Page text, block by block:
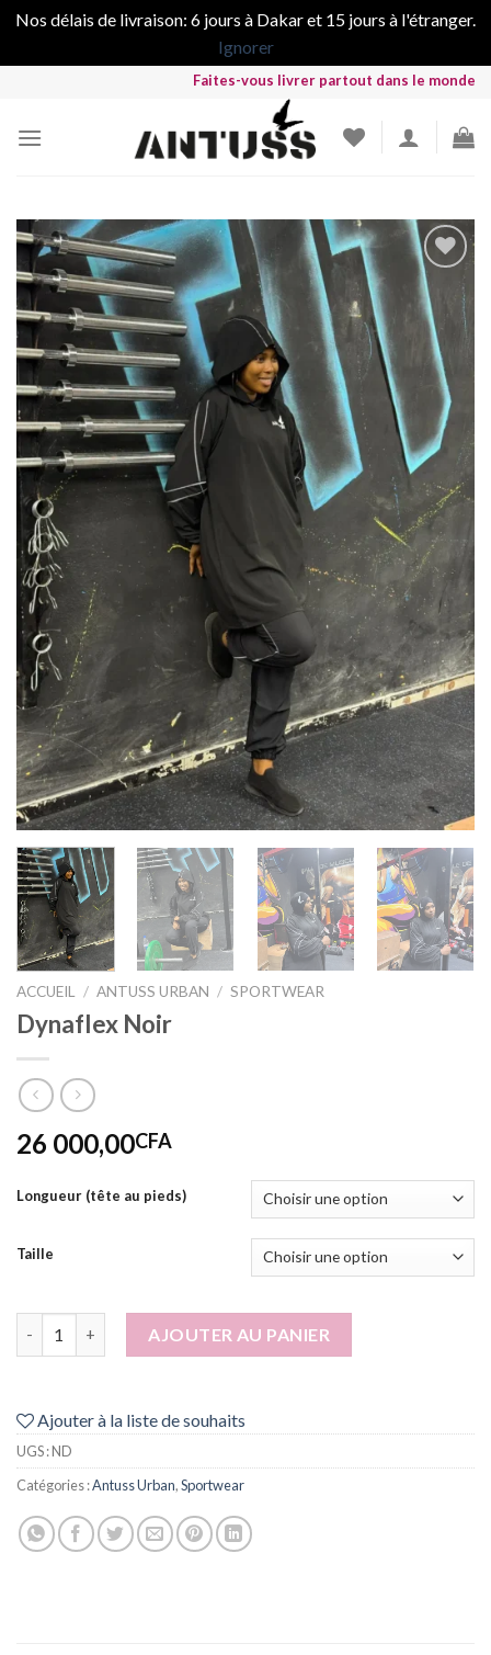
Nos délais de livraison: 6 jours à Dakar et 15 jours à l'étranger.
Ignorer
content
Faites-vous livrer partout dans le monde avec
Ajouter
à la liste
de
souhaits
ACCUEIL / ANTUSS URBAN / SPORTWEAR
Dynaflex Noir
26 000,00CFA
Longueur (tête au pieds)
Taille
AJOUTER AU PANIER
Ajouter à la liste de souhaits
UGS :ND
Catégories :Antuss Urban,Sportwear